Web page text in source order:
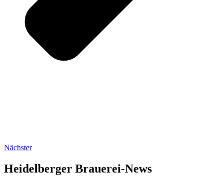
Nächster
Heidelberger Brauerei-News